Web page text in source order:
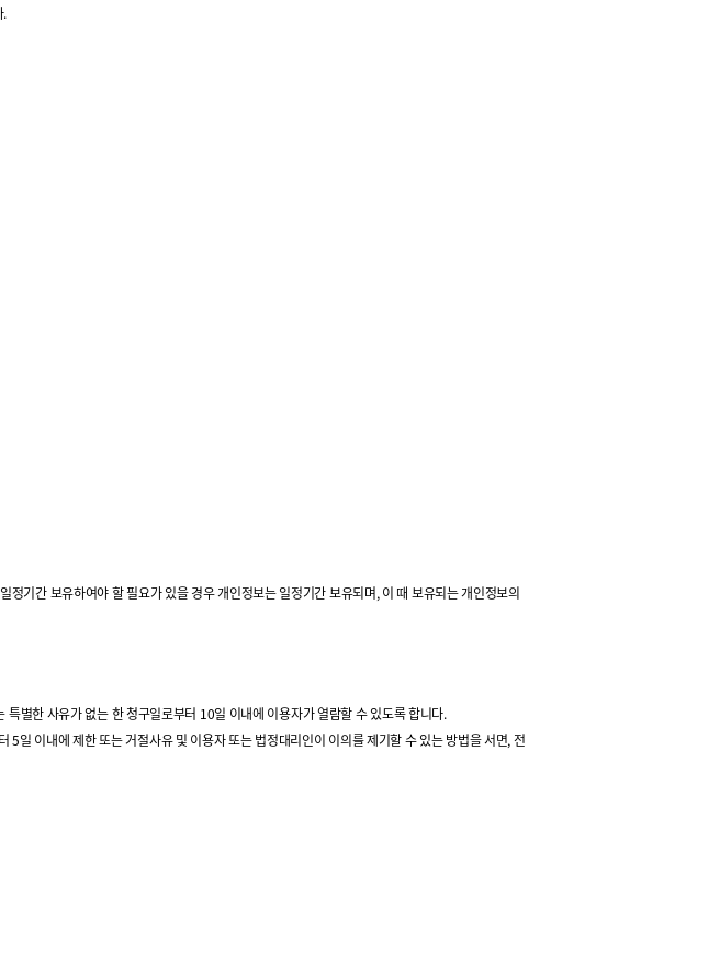
.
기간 보유하여야 할 필요가 있을 경우 개인정보는 일정기간 보유되며, 이 때 보유되는 개인정보의
별한 사유가 없는 한 청구일로부터 10일 이내에 이용자가 열람할 수 있도록 합니다.
일 이내에 제한 또는 거절사유 및 이용자 또는 법정대리인이 이의를 제기할 수 있는 방법을 서면, 전